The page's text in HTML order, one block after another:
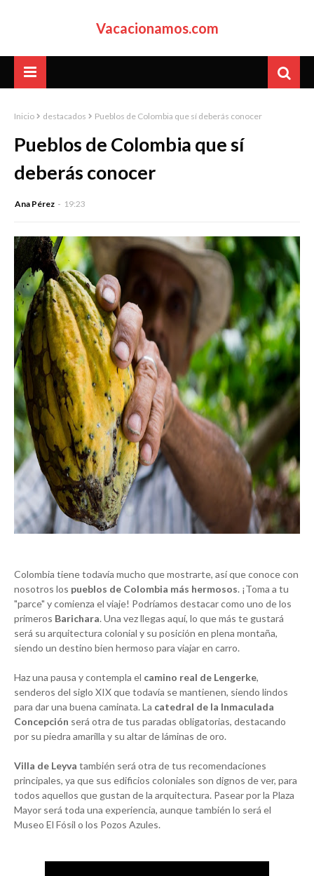
Vacacionamos.com
Inicio destacados Pueblos de Colombia que sí deberás conocer
Pueblos de Colombia que sí
deberás conocer
Ana Pérez 19:23
Colombia tiene todavía mucho que mostrarte, así que conoce con
nosotros los pueblos de Colombia más hermosos. ¡Toma a tu
"parce" y comienza el viaje! Podríamos destacar como uno de los
primeros Barichara. Una vez llegas aquí, lo que más te gustará
será su arquitectura colonial y su posición en plena montaña,
siendo un destino bien hermoso para viajar en carro.
Haz una pausa y contempla el camino real de Lengerke,
senderos del siglo XIX que todavía se mantienen, siendo lindos
para dar una buena caminata. La catedral de la Inmaculada
Concepción será otra de tus paradas obligatorias, destacando
por su piedra amarilla y su altar de láminas de oro.
Villa de Leyva también será otra de tus recomendaciones
principales, ya que sus edificios coloniales son dignos de ver, para
todos aquellos que gustan de la arquitectura. Pasear por la Plaza
Mayor será toda una experiencia, aunque también lo será el
Museo El Fósil o los Pozos Azules.